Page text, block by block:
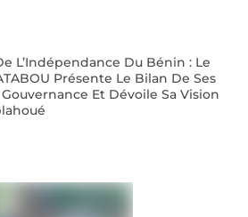
L’Indépendance Du Bénin : Le
Présente Le Bilan De Ses
Et Dévoile Sa Vision